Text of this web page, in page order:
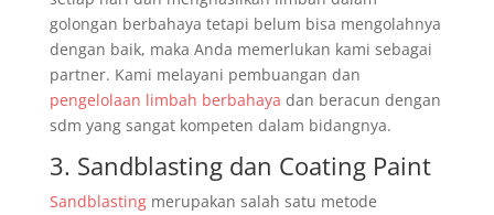
golongan berbahaya tetapi belum bisa mengolahnya
dengan baik, maka Anda memerlukan kami sebagai
partner. Kami melayani pembuangan dan
pengelolaan limbah berbahaya dan beracun dengan
sdm yang sangat kompeten dalam bidangnya.
3. Sandblasting dan Coating Paint
Sandblastingmerupakan salah satu metode